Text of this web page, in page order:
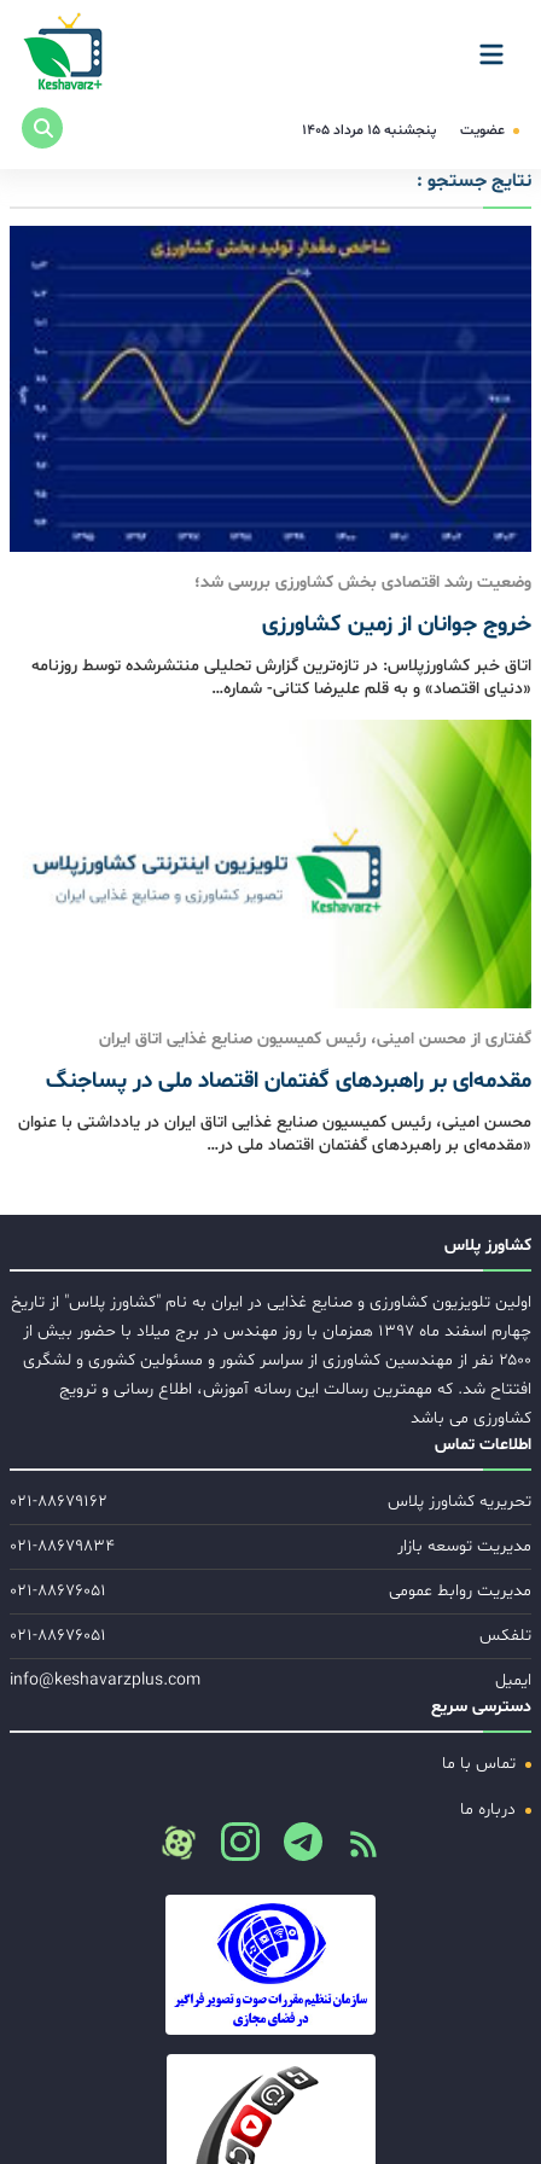
عضویت پنجشنبه ۱۵ مرداد ۱۴۰۵
نتایج جستجو :
وضعیت رشد اقتصادی بخش کشاورزی بررسی شد؛
خروج جوانان از زمین کشاورزی
اتاق خبر کشاورزپلاس: در تازه‌ترین گزارش تحلیلی منتشرشده توسط روزنامه
«دنیای اقتصاد» و به قلم علیرضا کتانی- شماره…
گفتاری از محسن امینی، رئیس کمیسیون صنایع غذایی اتاق ایران
مقدمه‌ای بر راهبردهای گفتمان اقتصاد ملی در پساجنگ
محسن امینی، رئیس کمیسیون صنایع غذایی اتاق ایران در یادداشتی با عنوان
«مقدمه‌ای بر راهبردهای گفتمان اقتصاد ملی در…
کشاورز پلاس
اولین تلویزیون کشاورزی و صنایع غذایی در ایران به نام "کشاورز پلاس" از تاریخ
چهارم اسفند ماه ۱۳۹۷ همزمان با روز مهندس در برج میلاد با حضور بیش از
۲۵۰۰ نفر از مهندسین کشاورزی از سراسر کشور و مسئولین کشوری و لشگری
افتتاح شد. که مهمترین رسالت این رسانه آموزش، اطلاع رسانی و ترویج
کشاورزی می باشد
اطلاعات تماس
تحریریه کشاورز پلاس
۰۲۱-۸۸۶۷۹۱۶۲
مدیریت توسعه بازار
۰۲۱-۸۸۶۷۹۸۳۴
مدیریت روابط عمومی
۰۲۱-۸۸۶۷۶۰۵۱
تلفکس
۰۲۱-۸۸۶۷۶۰۵۱
ایمیل
info@keshavarzplus.com
دسترسی سریع
تماس با ما
درباره ما